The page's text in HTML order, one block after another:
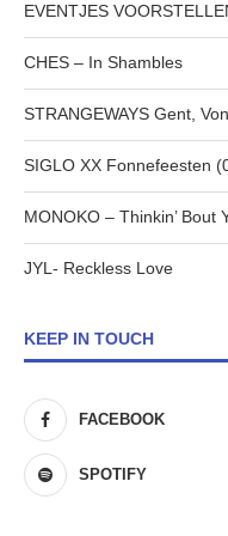
EVENTJES
CHES – In Shambles
STRANGEWAYS Gent,
SIGLO XX Fonnefeesten
MONOKO – Thinkin’ Bout
JYL- Reckless Love
KEEP IN TOUCH
FACEBOOK
SPOTIFY